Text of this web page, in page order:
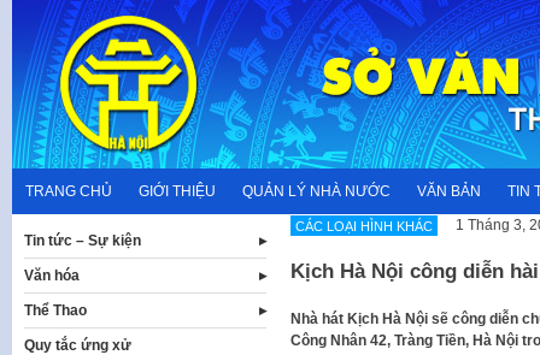
content
TRANG CHỦ GIỚI THIỆU QUẢN LÝ NHÀ NƯỚC VĂN BẢN TIN
CÁC LOẠI HÌNH KHÁC 1 Tháng 3,
Kịch Hà Nội công diễn
Nhà hát Kịch Hà Nội sẽ công diễn
Công Nhân 42, Tràng Tiền, Hà Nội
Tin tức – Sự kiện
Văn hóa
Thể Thao
Quy tắc ứng xử